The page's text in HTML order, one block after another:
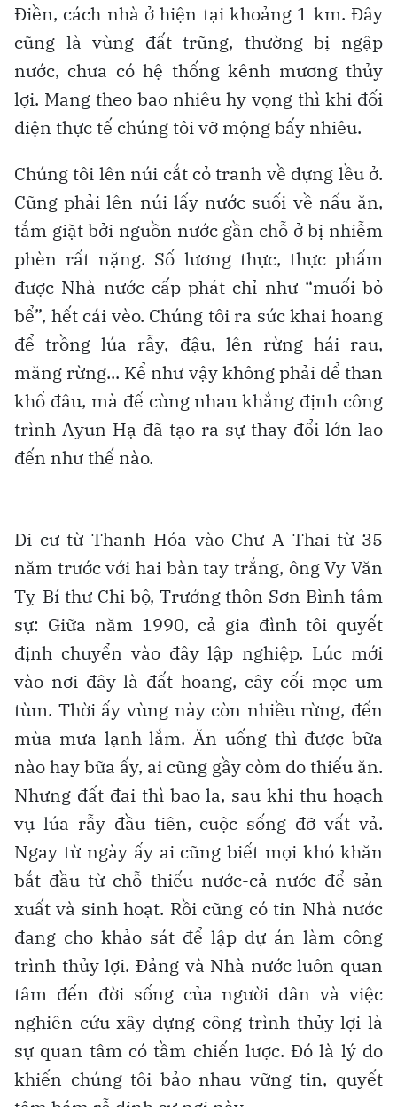
Điền, cách nhà ở hiện tại khoảng 1 km. Đây
cũng là vùng đất trũng, thường bị ngập
nước, chưa có hệ thống kênh mương thủy
lợi. Mang theo bao nhiêu hy vọng thì khi đối
diện thực tế chúng tôi vỡ mộng bấy nhiêu.
Chúng tôi lên núi cắt cỏ tranh về dựng lều ở.
Cũng phải lên núi lấy nước suối về nấu ăn,
tắm giặt bởi nguồn nước gần chỗ ở bị nhiễm
phèn rất nặng. Số lương thực, thực phẩm
được Nhà nước cấp phát chỉ như “muối bỏ
bể”, hết cái vèo. Chúng tôi ra sức khai hoang
để trồng lúa rẫy, đậu, lên rừng hái rau,
măng rừng... Kể như vậy không phải để than
khổ đâu, mà để cùng nhau khẳng định công
trình Ayun Hạ đã tạo ra sự thay đổi lớn lao
đến như thế nào.
Di cư từ Thanh Hóa vào Chư A Thai từ 35
năm trước với hai bàn tay trắng, ông Vy Văn
Tỵ-Bí thư Chi bộ, Trưởng thôn Sơn Bình tâm
sự: Giữa năm 1990, cả gia đình tôi quyết
định chuyển vào đây lập nghiệp. Lúc mới
vào nơi đây là đất hoang, cây cối mọc um
tùm. Thời ấy vùng này còn nhiều rừng, đến
mùa mưa lạnh lắm. Ăn uống thì được bữa
nào hay bữa ấy, ai cũng gầy còm do thiếu ăn.
Nhưng đất đai thì bao la, sau khi thu hoạch
vụ lúa rẫy đầu tiên, cuộc sống đỡ vất vả.
Ngay từ ngày ấy ai cũng biết mọi khó khăn
bắt đầu từ chỗ thiếu nước-cả nước để sản
xuất và sinh hoạt. Rồi cũng có tin Nhà nước
đang cho khảo sát để lập dự án làm công
trình thủy lợi. Đảng và Nhà nước luôn quan
tâm đến đời sống của người dân và việc
nghiên cứu xây dựng công trình thủy lợi là
sự quan tâm có tầm chiến lược. Đó là lý do
khiến chúng tôi bảo nhau vững tin, quyết